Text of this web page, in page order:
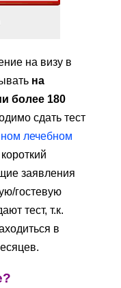
на визу в
на
более 180
сдать тест
лечебном
заявления
гостевую
тест, т.к.
в